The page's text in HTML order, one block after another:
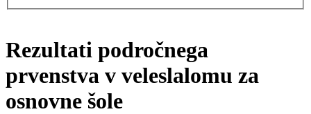
Rezultati področnega
prvenstva v veleslalomu za
osnovne šole